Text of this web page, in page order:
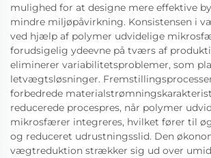
mulighed for at designe mere effektive
mindre miljøpåvirkning. Konsistensen i
ved hjælp af polymer udvidelige
forudsigelig ydeevne på tværs af
eliminerer variabilitetsproblemer, som
letvægtsløsninger.
forbedrede
reducerede procespres, når polymer
mikrosfærer integreres, hvilket fører til
og reduceret udrustningsslid. Den
vægtreduktion strækker sig ud over